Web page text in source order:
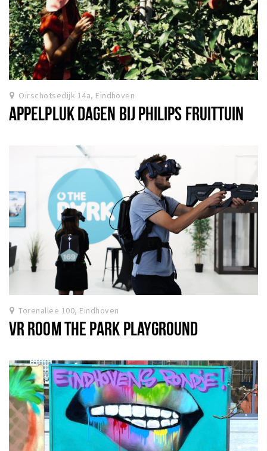
Oirschotsedijk 14a, Eindhoven
APPELPLUK DAGEN BIJ PHILIPS FRUITTUIN
Torenallee 100, Eindhoven
VR ROOM THE PARK PLAYGROUND